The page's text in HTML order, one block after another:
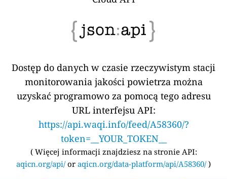
Dostęp do danych w czasie rzeczywistym stacji
monitorowania jakości powietrza można
uzyskać programowo za pomocą tego adresu
URL interfejsu API:
https://api.waqi.info/feed/A58360/?
token=__YOUR_TOKEN__
( Więcej informacji znajdziesz na stronie API:
aqicn.org/api/or aqicn.org/data-platform/api/A58360/)